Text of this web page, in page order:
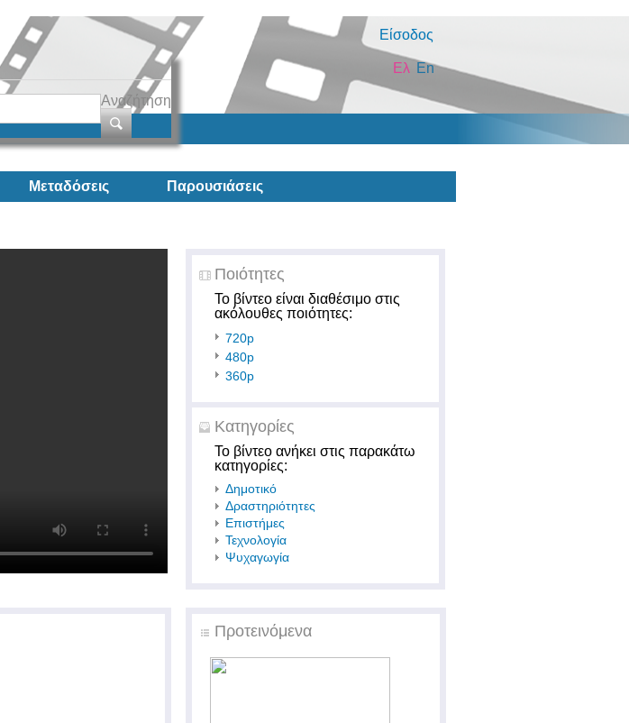
Είσοδος
Αναζήτηση
En
Ελ
Μεταδόσεις Παρουσιάσεις
Ποιότητες
Το βίντεο είναι διαθέσιμο στις
ακόλουθες ποιότητες:
720p
480p
360p
Κατηγορίες
Το βίντεο ανήκει στις παρακάτω
κατηγορίες:
Δημοτικό
Δραστηριότητες
Επιστήμες
Τεχνολογία
Ψυχαγωγία
Προτεινόμενα